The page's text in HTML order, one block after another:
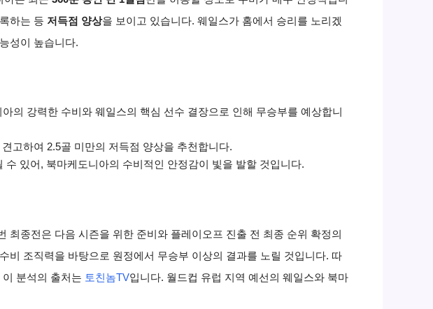
하는 등 저득점 양상을 보이고 있습니다. 웨일스가 홈에서 승리를 노리겠
성이 높습니다.
의 강력한 수비와 웨일스의 핵심 선수 결장으로 인해 무승부를 예상합니
고하여 2.5골 미만의 저득점 양상을 추천합니다.
있어, 북마케도니아의 수비적인 안정감이 빛을 발할 것입니다.
종전은 다음 시즌을 위한 준비와 플레이오프 진출 전 최종 순위 확정의
비 조직력을 바탕으로 원정에서 무승부 이상의 결과를 노릴 것입니다. 따
분석의 출처는 토친놈TV입니다. 월드컵 유럽 지역 예선의 웨일스와 북마